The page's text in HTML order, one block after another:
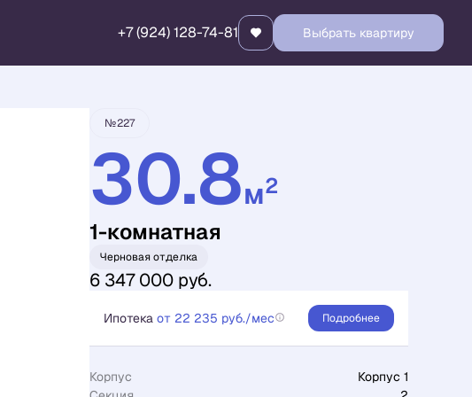
+7 (924) 128-74-81 Выбрать квартиру
Забронировать
№227
30.8м2
1-комнатная
Черновая отделка
6 347 000 руб.
Ипотека от 22 235 руб./мес Подробнее
Корпус
Корпус 1